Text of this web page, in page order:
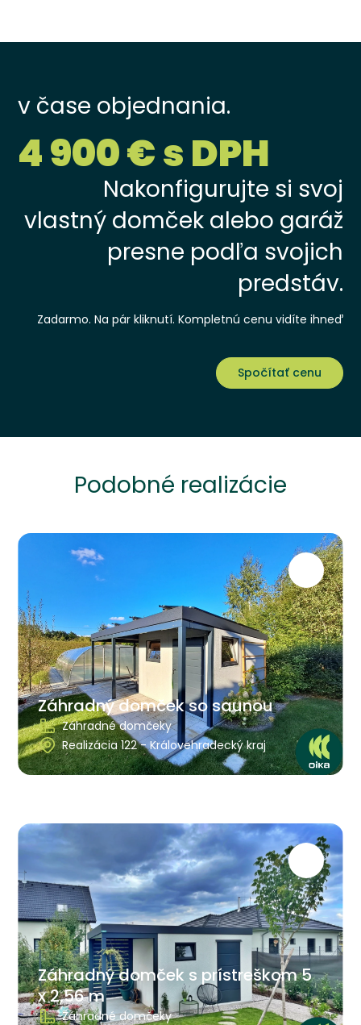
v čase objednania.
4 900 € s DPH
Nakonfigurujte si svoj
vlastný domček alebo garáž
presne podľa svojich
predstáv.
Zadarmo. Na pár kliknutí. Kompletnú cenu vidíte ihneď
Spočítať cenu
Podobné realizácie
Záhradný domček so saunou
Záhradné domčeky
Realizácia 122 - Královehradecký kraj
Záhradný domček s prístreškom 5
x 2,56 m
Záhradné domčeky